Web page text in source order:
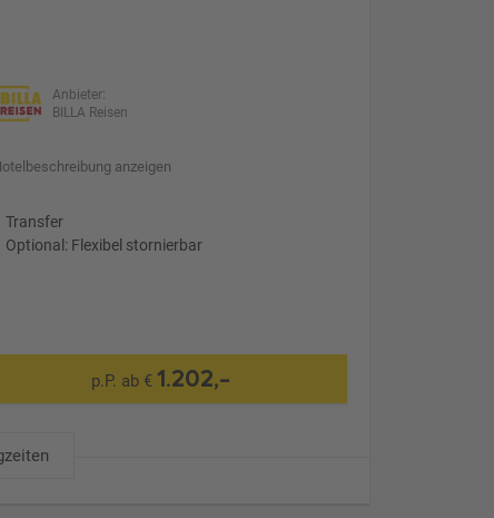
Anbieter:
BILLA Reisen
anzeigen
Transfer
Optional: Flexibel stornierbar
p.P. ab € 1.202,-